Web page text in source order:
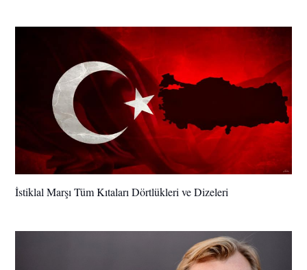
İstiklal Marşı Tüm Kıtaları Dörtlükleri ve Dizeleri